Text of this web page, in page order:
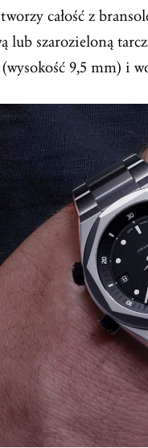
tworzy całość z
lub szarozieloną
9,5 mm) i